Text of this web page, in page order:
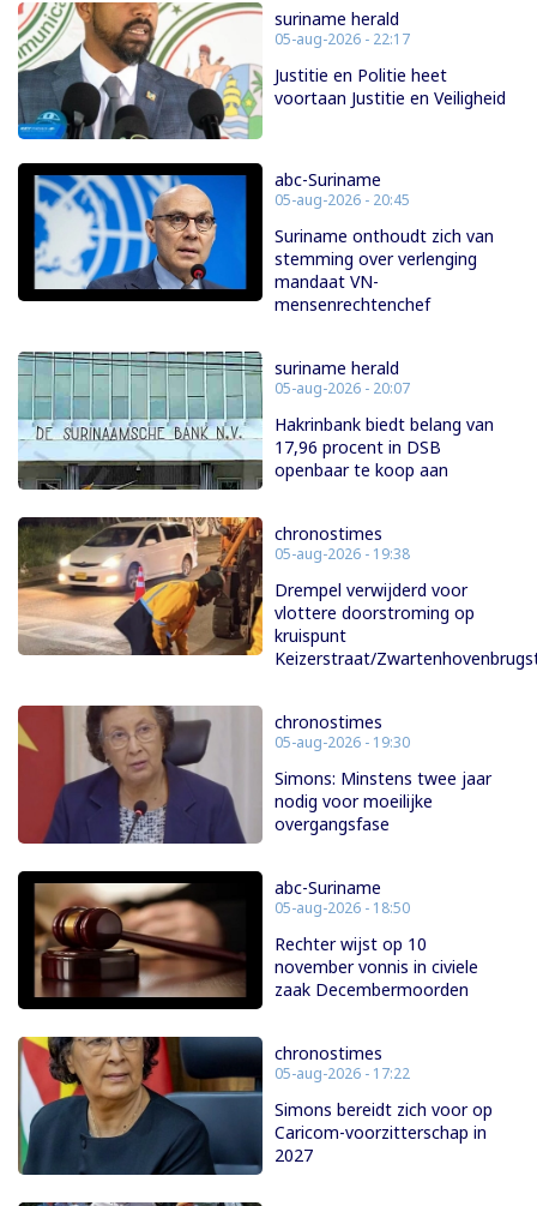
suriname herald
05-aug-2026 - 22:17
Justitie en Politie heet
voortaan Justitie en Veiligheid
abc-Suriname
05-aug-2026 - 20:45
Suriname onthoudt zich van
stemming over verlenging
mandaat VN-
mensenrechtenchef
suriname herald
05-aug-2026 - 20:07
Hakrinbank biedt belang van
17,96 procent in DSB
openbaar te koop aan
chronostimes
05-aug-2026 - 19:38
Drempel verwijderd voor
vlottere doorstroming op
kruispunt
Keizerstraat/
chronostimes
05-aug-2026 - 19:30
Simons: Minstens twee jaar
nodig voor moeilijke
overgangsfase
abc-Suriname
05-aug-2026 - 18:50
Rechter wijst op 10
november vonnis in civiele
zaak Decembermoorden
chronostimes
05-aug-2026 - 17:22
Simons bereidt zich voor op
Caricom-voorzitterschap in
2027